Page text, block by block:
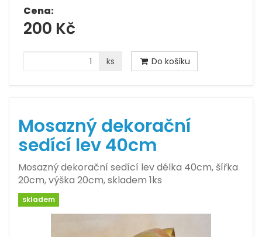
Cena:
200 Kč
ks Do košíku
Mosazný dekorační
sedící lev 40cm
Mosazný dekorační sedící lev délka 40cm, šířka
20cm, výška 20cm, skladem 1ks
skladem